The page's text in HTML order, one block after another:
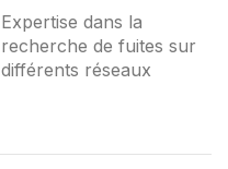
Expertise dans la
recherche de fuites sur
différents réseaux